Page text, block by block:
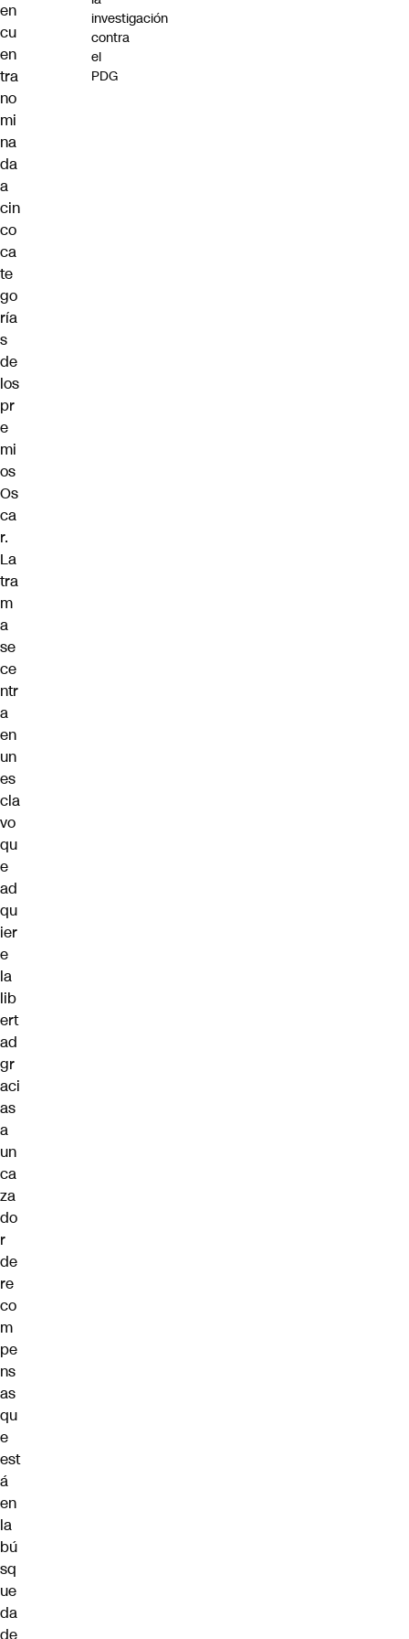
en
cu
en
tra
no
mi
na
da
a
cin
co
ca
te
go
ría
s
de
los
pr
e
mi
os
Os
ca
r.
La
tra
m
a
se
ce
ntr
a
en
un
es
cla
vo
qu
e
ad
qu
ier
e
la
lib
ert
ad
gr
aci
as
a
un
ca
za
do
r
de
re
co
m
pe
ns
as
qu
e
est
á
en
la
bú
sq
ue
da
de
investigación
contra
el
PDG